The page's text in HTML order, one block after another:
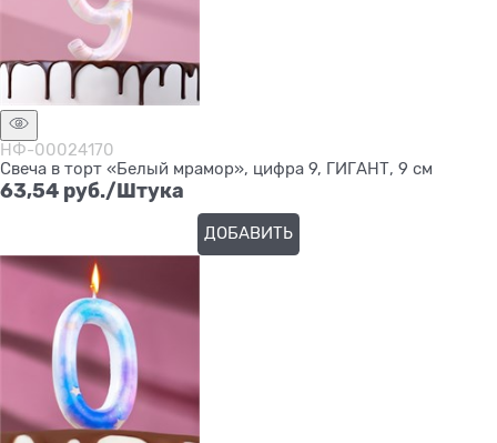
НФ-00024170
Свеча в торт «Белый мрамор», цифра 9, ГИГАНТ, 9 см
63,54 руб./Штука
ДОБАВИТЬ